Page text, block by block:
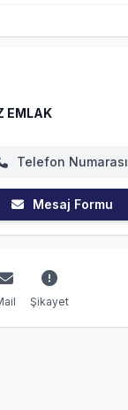
EMLAK
Telefon Numarası
Mesaj Formu
Şikayet